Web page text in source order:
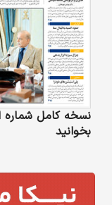
نسخه کامل شماره
بخوانید